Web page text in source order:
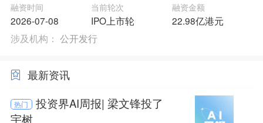
融资时间
2026-07-08
当前轮次
IPO上市轮
融资金额
22.98亿港元
涉及机构： 公开发行
最新资讯
热门
投资界AI周报| 梁文锋投了
宇树